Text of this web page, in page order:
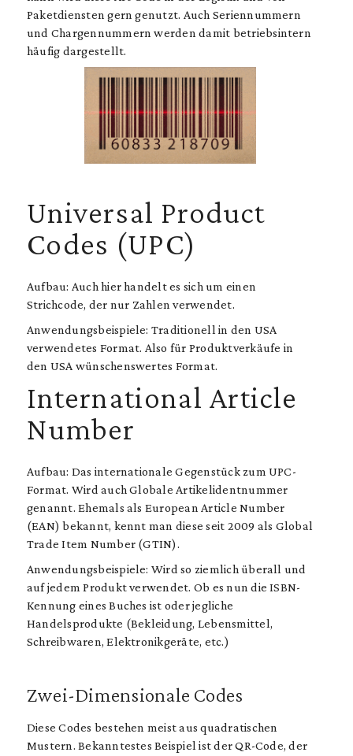
Paketdiensten gern genutzt. Auch Seriennummern
und Chargennummern werden damit betriebsintern
häufig dargestellt.
Universal Product
Codes (UPC)
Aufbau: Auch hier handelt es sich um einen
Strichcode, der nur Zahlen verwendet.
Anwendungsbeispiele: Traditionell in den USA
verwendetes Format. Also für Produktverkäufe in
den USA wünschenswertes Format.
International Article
Number
Aufbau: Das internationale Gegenstück zum UPC-
Format. Wird auch Globale Artikelidentnummer
genannt. Ehemals als European Article Number
(EAN) bekannt, kennt man diese seit 2009 als Global
Trade Item Number (GTIN).
Anwendungsbeispiele: Wird so ziemlich überall und
auf jedem Produkt verwendet. Ob es nun die ISBN-
Kennung eines Buches ist oder jegliche
Handelsprodukte (Bekleidung, Lebensmittel,
Schreibwaren, Elektronikgeräte, etc.)
Zwei-Dimensionale Codes
Diese Codes bestehen meist aus quadratischen
Mustern. Bekanntestes Beispiel ist der QR-Code, der